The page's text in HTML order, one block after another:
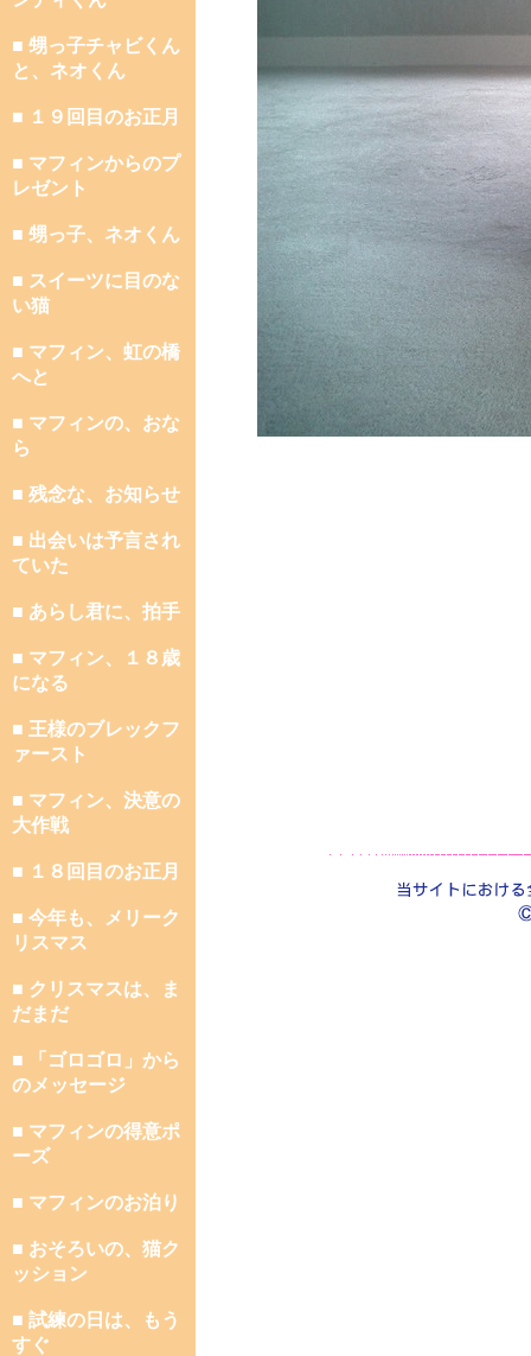
■ 甥っ子チャビくん
と、ネオくん
■ １９回目のお正月
■ マフィンからのプ
レゼント
■ 甥っ子、ネオくん
■ スイーツに目のな
い猫
■ マフィン、虹の橋
へと
■ マフィンの、おな
ら
■ 残念な、お知らせ
■ 出会いは予言され
ていた
■ あらし君に、拍手
■ マフィン、１８歳
になる
■ 王様のブレックフ
ァースト
■ マフィン、決意の
大作戦
■ １８回目のお正月
■ 今年も、メリーク
リスマス
■ クリスマスは、ま
だまだ
■ 「ゴロゴロ」から
のメッセージ
■ マフィンの得意ポ
ーズ
■ マフィンのお泊り
■ おそろいの、猫ク
ッション
■ 試練の日は、もう
すぐ